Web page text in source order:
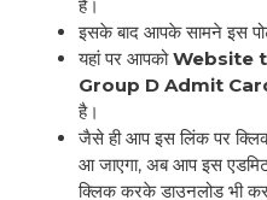
है।
इसके बाद आपके सामने इस
यहां पर आपकोWebsite
Group D Admit
है।
जैसे ही आप इस लिंक पर
आ जाएगा, अब आप इस एडमिट
क्लिक करके डाउनलोड भी